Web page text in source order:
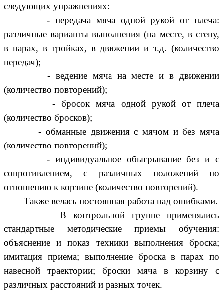
следующих упражнениях:
- передача мяча одной рукой от плеча:
различные варианты выполнения (на месте, в стену,
в парах, в тройках, в движении и т.д. (количество
передач);
- ведение мяча на месте и в движении
(количество повторений);
- бросок мяча одной рукой от плеча
(количество бросков);
- обманные движения с мячом и без мяча
(количество повторений);
- индивидуальное обыгрывание без и с
сопротивлением, с различных положений по
отношению к корзине (количество повторений).
Также велась постоянная работа над ошибками.
В контрольной группе применялись
стандартные методические приемы обучения:
объяснение и показ техники выполнения броска;
имитация приема; выполнение броска в парах по
навесной траектории; броски мяча в корзину с
различных расстояний и разных точек.